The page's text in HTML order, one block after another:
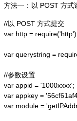
方法一：以 POST 方式
//以 POST 方式提交
var http =
var querystring =
//参数设置
var appid = '1000xxxx';
var appkey =
var module =